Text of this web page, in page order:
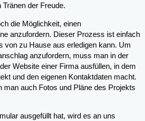
der Freude.
die Möglichkeit, einen
anzufordern. Dieser Prozess ist einfach
von zu Hause aus erledigen kann. Um
anzufordern, muss man in der
Website einer Firma ausfüllen, in dem
und den eigenen Kontaktdaten macht.
man auch Fotos und Pläne des Projekts
ausgefüllt hat, wird es an uns